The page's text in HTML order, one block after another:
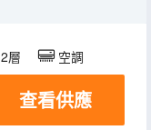
2層 空調
查看供應